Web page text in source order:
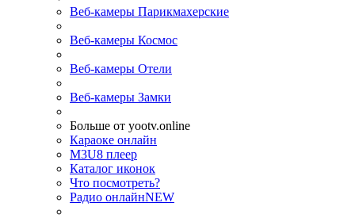
Веб-камеры Парикмахерские
Веб-камеры Космос
Веб-камеры Отели
Веб-камеры Замки
Больше от yootv.online
Караоке онлайн
M3U8 плеер
Каталог иконок
Что посмотреть?
Радио онлайнNEW